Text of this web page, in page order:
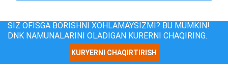
SIZ OFISGA BORISHNI XOHLAMAYSIZMI? BU MUMKIN!
DNK NAMUNALARINI OLADIGAN KURERNI CHAQIRING.
KURYERNI CHAQIRTIRISH